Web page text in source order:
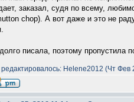
заказал, судя по всему,
chop). А вот даже и это не
писала, поэтому пропустила
Helene2012 (Чт Фев